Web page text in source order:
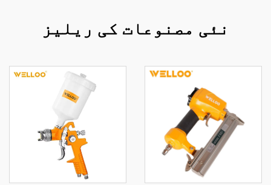
نئی مصنوعات کی ریلیز